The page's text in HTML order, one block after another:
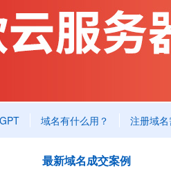
域名有什么用？ 注册域名
最新域名成交案例